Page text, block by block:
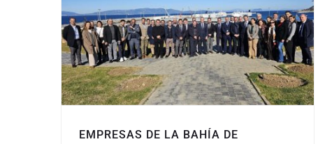
EMPRESAS DE LA BAHÍA DE